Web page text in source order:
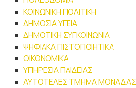
ΚΟΙΝΩΝΙΚΗ ΠΟΛΙΤΙΚΗ
ΔΗΜΟΣΙΑ ΥΓΕΙΑ
ΔΗΜΟΤΙΚΗ ΣΥΓΚΟΙΝΩΝΙΑ
ΨΗΦΙΑΚΑ ΠΙΣΤΟΠΟΙΗΤΙΚΑ
ΟΙΚΟΝΟΜΙΚΑ
ΥΠΗΡΕΣΙΑ ΠΑΙΔΕΙΑΣ
ΑΥΤΟΤΕΛΕΣ ΤΜΗΜΑ ΜΟΝΑΔΑΣ